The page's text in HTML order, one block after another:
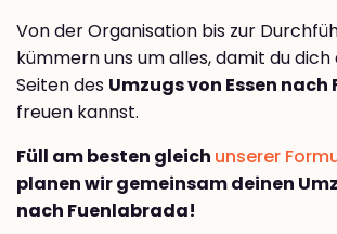
Von der Organisation bis zur
kümmern uns um alles, damit du
Seiten des Umzugs von Essen
freuen kannst.
Füll am besten gleich unserer
planen wir gemeinsam deinen
nach Fuenlabrada!